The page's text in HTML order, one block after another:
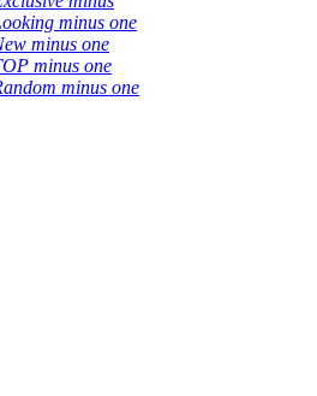
minus one
minus one
minus one
minus one